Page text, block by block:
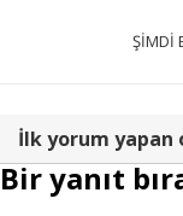
ŞİMDİ
İlk yorum yapan
Bir yanıt